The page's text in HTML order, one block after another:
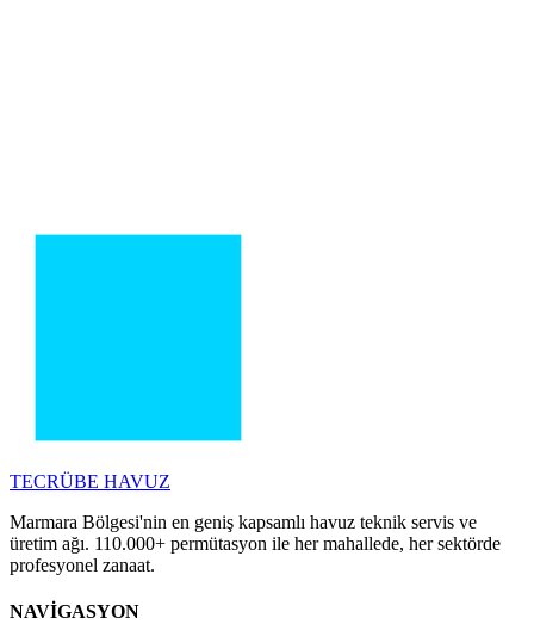
TECRÜBE HAVUZ
Marmara Bölgesi'nin en geniş kapsamlı havuz teknik servis ve
üretim ağı. 110.000+ permütasyon ile her mahallede, her sektörde
profesyonel zanaat.
NAVİGASYON